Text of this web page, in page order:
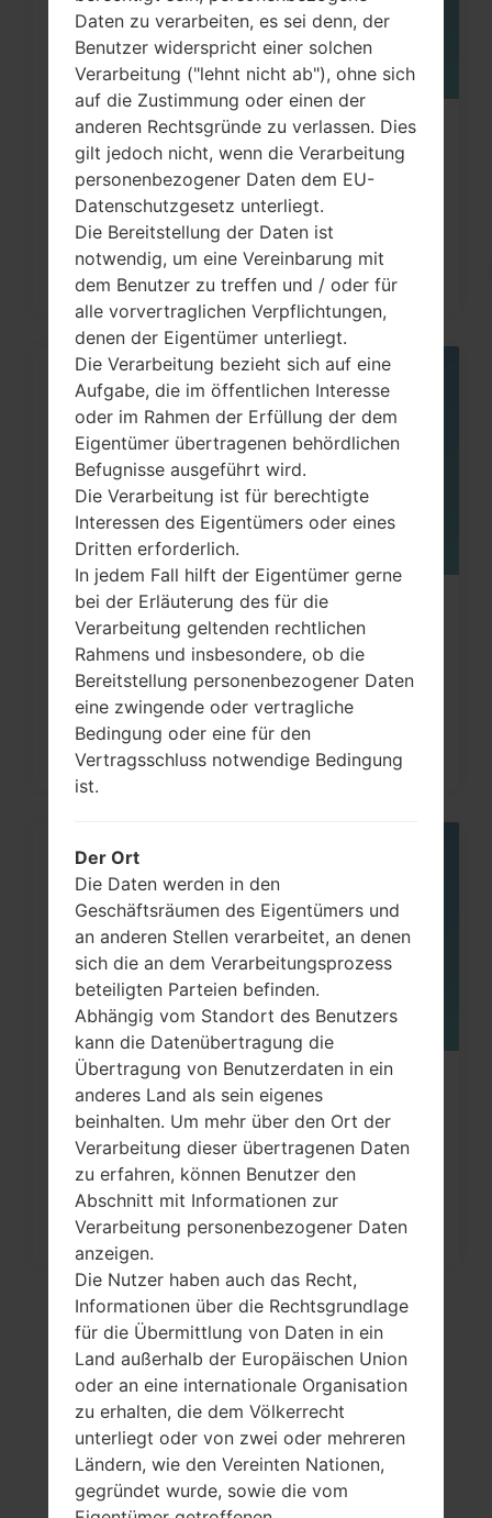
Wie kann ich auf LG G3, G4, G5, G7
und ähnlichen Serien...
Wie kann man die
Werkseinstellungen durch Code
auf...
Wie kann man die
Werkseinstellungen durch Menü
auf...
Daten zu verarbeiten, es sei denn, der
Benutzer widerspricht einer solchen
Verarbeitung ("lehnt nicht ab"), ohne sich
auf die Zustimmung oder einen der
anderen Rechtsgründe zu verlassen. Dies
gilt jedoch nicht, wenn die Verarbeitung
personenbezogener Daten dem EU-
Datenschutzgesetz unterliegt.
Die Bereitstellung der Daten ist
notwendig, um eine Vereinbarung mit
dem Benutzer zu treffen und / oder für
alle vorvertraglichen Verpflichtungen,
denen der Eigentümer unterliegt.
Die Verarbeitung bezieht sich auf eine
Aufgabe, die im öffentlichen Interesse
oder im Rahmen der Erfüllung der dem
Eigentümer übertragenen behördlichen
Befugnisse ausgeführt wird.
Die Verarbeitung ist für berechtigte
Interessen des Eigentümers oder eines
Dritten erforderlich.
In jedem Fall hilft der Eigentümer gerne
bei der Erläuterung des für die
Verarbeitung geltenden rechtlichen
Rahmens und insbesondere, ob die
Bereitstellung personenbezogener Daten
eine zwingende oder vertragliche
Bedingung oder eine für den
Vertragsschluss notwendige Bedingung
ist.
Der Ort
Die Daten werden in den
Geschäftsräumen des Eigentümers und
an anderen Stellen verarbeitet, an denen
sich die an dem Verarbeitungsprozess
beteiligten Parteien befinden.
Abhängig vom Standort des Benutzers
kann die Datenübertragung die
Übertragung von Benutzerdaten in ein
anderes Land als sein eigenes
beinhalten. Um mehr über den Ort der
Verarbeitung dieser übertragenen Daten
zu erfahren, können Benutzer den
Abschnitt mit Informationen zur
Verarbeitung personenbezogener Daten
anzeigen.
Die Nutzer haben auch das Recht,
Informationen über die Rechtsgrundlage
für die Übermittlung von Daten in ein
Land außerhalb der Europäischen Union
oder an eine internationale Organisation
zu erhalten, die dem Völkerrecht
unterliegt oder von zwei oder mehreren
Ländern, wie den Vereinten Nationen,
gegründet wurde, sowie die vom